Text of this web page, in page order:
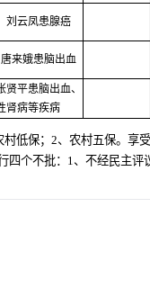
刘云凤患腺癌
来娥患脑出血
贤平患脑出血、
肾病等疾病
低保；2、农村五保。享
个不批：1、不经民主